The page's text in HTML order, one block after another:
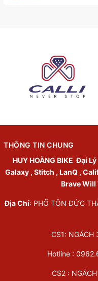
THÔNG TIN CHUNG
HUY HOÀNG BIKE Đại Lý
Galaxy , Stitch , LanQ ,
Brave Will
Địa Chỉ: PHỐ TÔN ĐỨC
CS1:
Hotline :
CS2 :